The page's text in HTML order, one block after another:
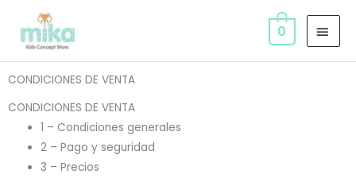
contenido
0
CONDICIONES DE VENTA
CONDICIONES DE VENTA
1 – Condiciones generales
2 – Pago y seguridad
3 – Precios